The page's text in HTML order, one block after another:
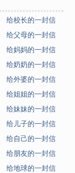
给校长的一封信
给父母的一封信
给妈妈的一封信
给奶奶的一封信
给外婆的一封信
给姐姐的一封信
给妹妹的一封信
给儿子的一封信
给自己的一封信
给朋友的一封信
给地球的一封信